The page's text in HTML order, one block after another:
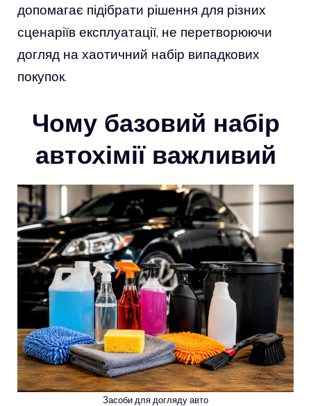
допомагає підібрати рішення для різних
сценаріїв експлуатації, не перетворюючи
догляд на хаотичний набір випадкових
покупок.
Чому базовий набір
автохімії важливий
Засоби для догляду авто